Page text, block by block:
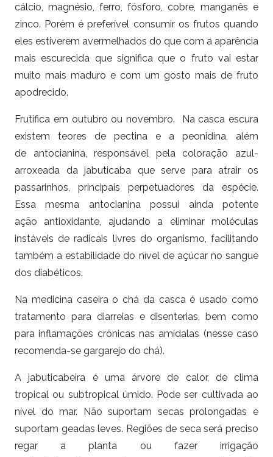
cálcio, magnésio, ferro, fósforo, cobre, manganês e
zinco. Porém é preferível consumir os frutos quando
eles estiverem avermelhados do que com a aparência
mais escurecida que significa que o fruto vai estar
muito mais maduro e com um gosto mais de fruto
apodrecido.
Frutifica em outubro ou novembro. Na casca escura
existem teores de pectina e a peonidina, além
de antocianina, responsável pela coloração azul-
arroxeada da jabuticaba que serve para atrair os
passarinhos, principais perpetuadores da espécie.
Essa mesma antocianina possui ainda potente
ação antioxidante, ajudando a eliminar moléculas
instáveis de radicais livres do organismo, facilitando
também a estabilidade do nível de açúcar no sangue
dos diabéticos.
Na medicina caseira o chá da casca é usado como
tratamento para diarreias e disenterias, bem como
para inflamações crônicas nas amídalas (nesse caso
recomenda-se gargarejo do chá).
A jabuticabeira é uma árvore de calor, de clima
tropical ou subtropical úmido. Pode ser cultivada ao
nível do mar. Não suportam secas prolongadas e
suportam geadas leves. Regiões de seca será preciso
regar a planta ou fazer irrigação